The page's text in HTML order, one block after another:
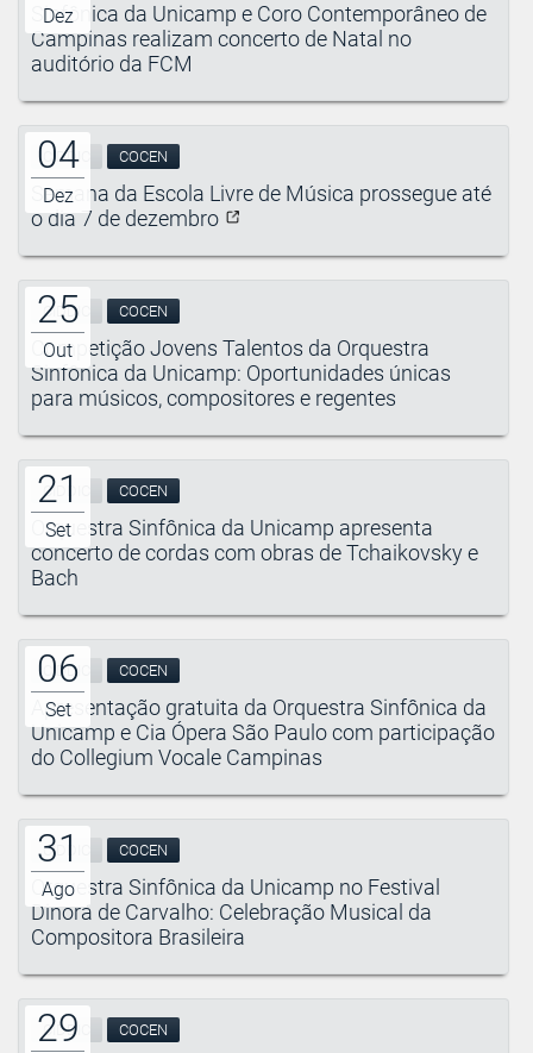
Dez
Sinfônica da Unicamp e Coro Contemporâneo de
Campinas realizam concerto de Natal no
auditório da FCM
04
Dez
CIDDIC COCEN
Semana da Escola Livre de Música prossegue até
o dia 7 de dezembro
25
Out
CIDDIC COCEN
Competição Jovens Talentos da Orquestra
Sinfônica da Unicamp: Oportunidades únicas
para músicos, compositores e regentes
21
Set
CIDDIC COCEN
Orquestra Sinfônica da Unicamp apresenta
concerto de cordas com obras de Tchaikovsky e
Bach
06
Set
CIDDIC COCEN
Apresentação gratuita da Orquestra Sinfônica da
Unicamp e Cia Ópera São Paulo com participação
do Collegium Vocale Campinas
31
Ago
CIDDIC COCEN
Orquestra Sinfônica da Unicamp no Festival
Dinorá de Carvalho: Celebração Musical da
Compositora Brasileira
29
CIDDIC COCEN